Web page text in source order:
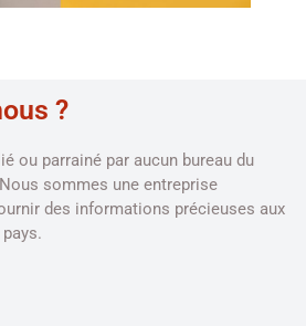
?
ou parrainé par aucun bureau du
sommes une entreprise
des informations précieuses aux